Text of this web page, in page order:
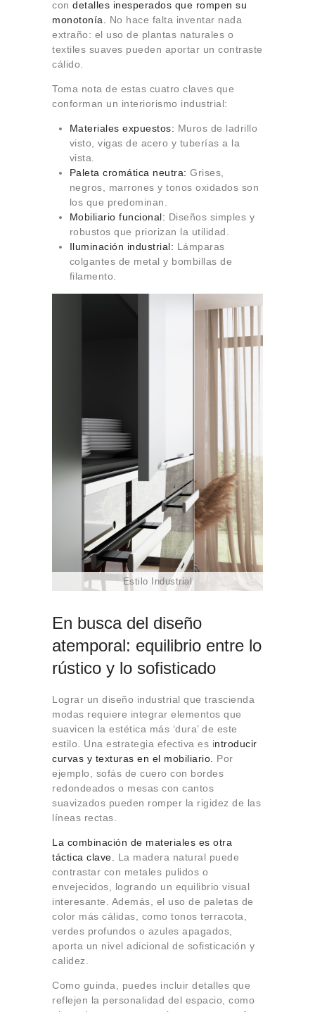
con detalles inesperados que rompen su
monotonía. No hace falta inventar nada
extraño: el uso de plantas naturales o
textiles suaves pueden aportar un contraste
cálido.
Toma nota de estas cuatro claves que
conforman un interiorismo industrial:
Materiales expuestos: Muros de ladrillo
visto, vigas de acero y tuberías a la
vista.
Paleta cromática neutra: Grises,
negros, marrones y tonos oxidados son
los que predominan.
Mobiliario funcional: Diseños simples y
robustos que priorizan la utilidad.
Iluminación industrial: Lámparas
colgantes de metal y bombillas de
filamento.
Estilo Industrial
En busca del diseño
atemporal: equilibrio entre lo
rústico y lo sofisticado
Lograr un diseño industrial que trascienda
modas requiere integrar elementos que
suavicen la estética más ‘dura’ de este
estilo. Una estrategia efectiva es introducir
curvas y texturas en el mobiliario.
Por
ejemplo, sofás de cuero con bordes
redondeados o mesas con cantos
suavizados pueden romper la rigidez de las
líneas rectas.
La combinación de materiales es otra
táctica clave. La madera natural puede
contrastar con metales pulidos o
envejecidos, logrando un equilibrio visual
interesante. Además, el uso de paletas de
color más cálidas, como tonos terracota,
verdes profundos o azules apagados,
aporta un nivel adicional de sofisticación y
calidez.
Como guinda, puedes incluir detalles que
reflejen la personalidad del espacio, como